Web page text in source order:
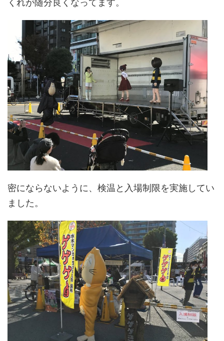
くれが随分良くなってます。
密にならないように、検温と入場制限を実施してい
ました。